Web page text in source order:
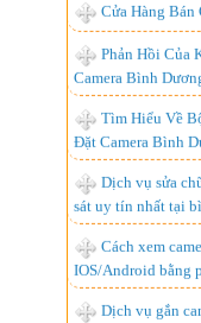
Camera Bình
Tìm Hiểu Về
Đặt Camera Bình
Dịch vụ sửa
sát uy tín nhất tại
Cách xem
IOS/Android bằng
Dịch vụ gắn
dương - uy tín,
BỘ ĐÀM GIÁ